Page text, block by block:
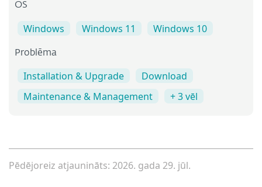
OS
Windows Windows 11 Windows 10
Problēma
Installation & Upgrade
Download
Maintenance & Management
+ 3 vēl
Pēdējoreiz atjaunināts: 2026. gada 29. jūl.